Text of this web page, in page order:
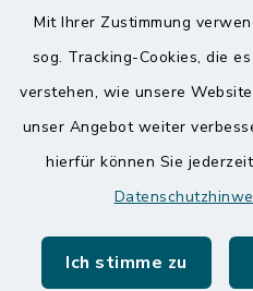
Mit Ihrer Zustimmung
sog. Tracking-Cookies, die
verstehen, wie unsere
unser Angebot weiter
hierfür können Sie
Ich stimme zu
Quicklinks
Amt Mitteldithmarschen
Speicherkoog Meldorfer